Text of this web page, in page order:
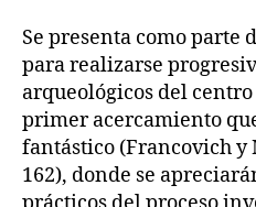
Se presenta como parte
para realizarse
arqueológicos del
primer acercamiento
fantástico (Francovich y
162), donde se